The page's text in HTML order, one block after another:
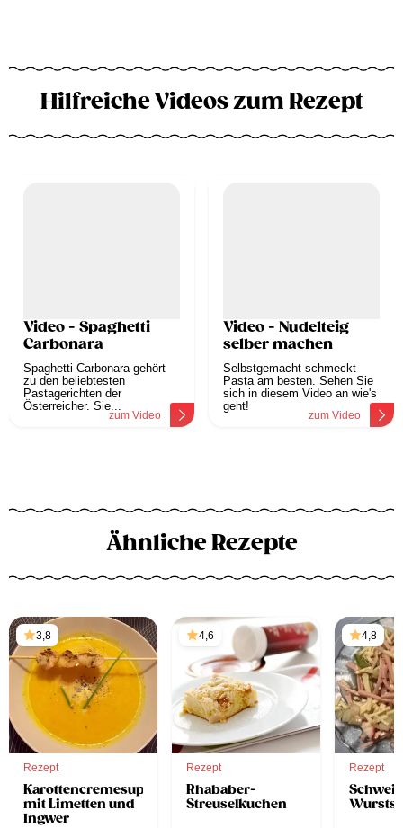
Hilfreiche Videos zum Rezept
Video - Spaghetti
Carbonara
Spaghetti Carbonara gehört
zu den beliebtesten
Pastagerichten der
Österreicher. Sie...
zum Video
Video - Nudelteig
selber machen
Selbstgemacht schmeckt
Pasta am besten. Sehen Sie
sich in diesem Video an wie's
geht!
zum Video
Ähnliche Rezepte
3,8
Rezept
Karottencremesuppe
mit Limetten und
Ingwer
4,6
Rezept
Rhababer-
Streuselkuchen
4,8
Rezept